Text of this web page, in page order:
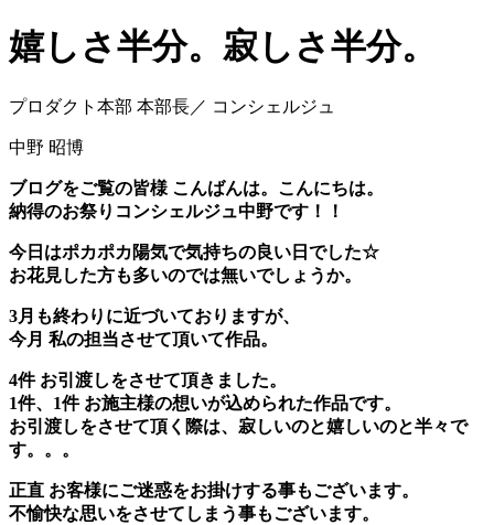
嬉しさ半分。寂しさ半分。
プロダクト本部 本部長／ コンシェルジュ
中野 昭博
ブログをご覧の皆様 こんばんは。こんにちは。
納得のお祭りコンシェルジュ中野です！！
今日はポカポカ陽気で気持ちの良い日でした☆
お花見した方も多いのでは無いでしょうか。
3月も終わりに近づいておりますが、
今月 私の担当させて頂いて作品。
4件 お引渡しをさせて頂きました。
1件、1件 お施主様の想いが込められた作品です。
お引渡しをさせて頂く際は、寂しいのと嬉しいのと半々で
す。。。
正直 お客様にご迷惑をお掛けする事もございます。
不愉快な思いをさせてしまう事もございます。